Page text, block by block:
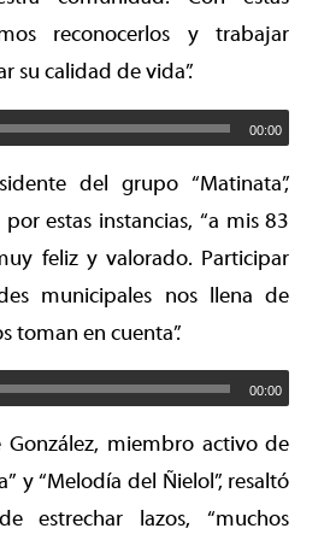
reconocerlos y trabajar
su calidad de vida”.
00:00
del grupo “Matinata”,
estas instancias, “a mis 83
feliz y valorado. Participar
municipales nos llena de
toman en cuenta”.
00:00
González, miembro activo de
y “Melodía del Ñielol”, resaltó
estrechar lazos, “muchos